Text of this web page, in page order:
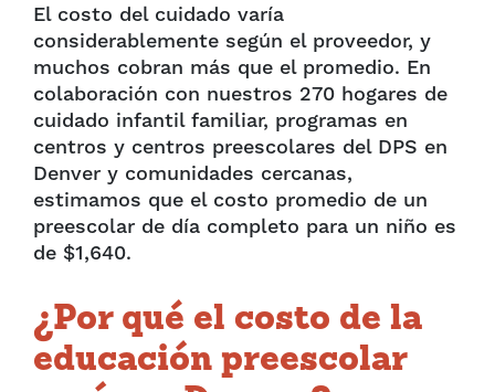
El costo del cuidado varía
considerablemente según el proveedor, y
muchos cobran más que el promedio. En
colaboración con nuestros 270 hogares de
cuidado infantil familiar, programas en
centros y centros preescolares del DPS en
Denver y comunidades cercanas,
estimamos que el costo promedio de un
preescolar de día completo para un niño es
de $1,640.
¿Por qué el costo de la
educación preescolar